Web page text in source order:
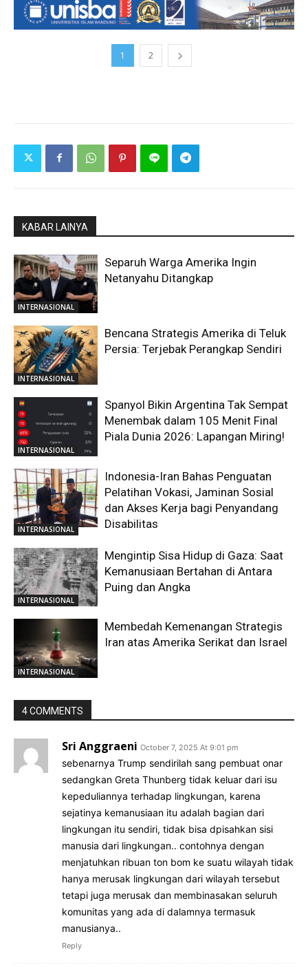
1 2
KABAR LAINYA
INTERNASIONAL
Separuh Warga Amerika Ingin
Netanyahu Ditangkap
INTERNASIONAL
Bencana Strategis Amerika di Teluk
Persia: Terjebak Perangkap Sendiri
INTERNASIONAL
Spanyol Bikin Argentina Tak Sempat
Menembak dalam 105 Menit Final
Piala Dunia 2026: Lapangan Miring!
INTERNASIONAL
Indonesia-Iran Bahas Penguatan
Pelatihan Vokasi, Jaminan Sosial
dan Akses Kerja bagi Penyandang
Disabilitas
INTERNASIONAL
Mengintip Sisa Hidup di Gaza: Saat
Kemanusiaan Bertahan di Antara
Puing dan Angka
INTERNASIONAL
Membedah Kemenangan Strategis
Iran atas Amerika Serikat dan Israel
4 COMMENTS
Sri Anggraeni October 7, 2025 At 9:01 pm
sebenarnya Trump sendirilah sang pembuat onar
sedangkan Greta Thunberg tidak keluar dari isu
kepeduliannya terhadap lingkungan, karena
sejatinya kemanusiaan itu adalah bagian dari
lingkungan itu sendiri, tidak bisa dpisahkan sisi
manusia dari lingkungan.. contohnya dengan
menjatuhkan ribuan ton bom ke suatu wilayah tidak
hanya merusak lingkungan dari wilayah tersebut
tetapi juga merusak dan membinasakan seluruh
komunitas yang ada di dalamnya termasuk
manusianya..
Reply